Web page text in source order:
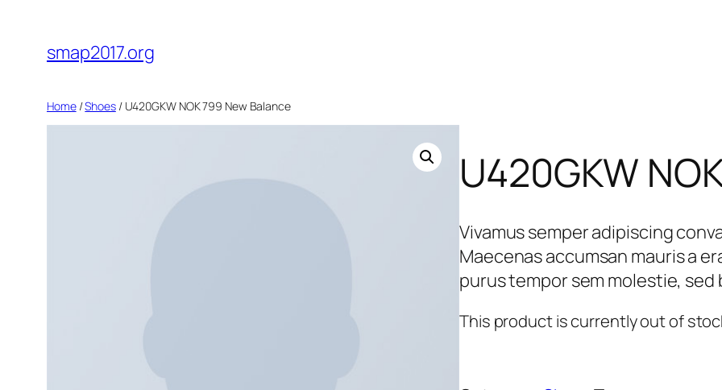
content
smap2017.org
Home/Shoes/ U420GKW NOK 799 New Balance
U420GKW
Vivamus semper adipiscing
Maecenas accumsan mauris a
purus tempor sem molestie,
This product is currently out of